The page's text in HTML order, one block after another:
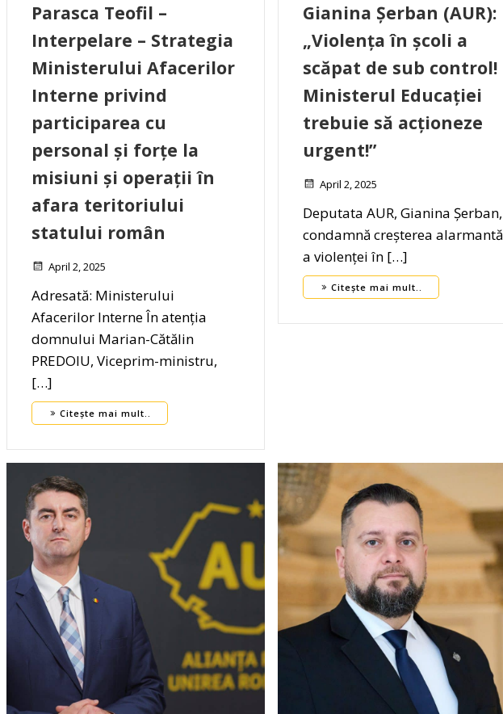
Parasca Teofil –
Interpelare – Strategia
Ministerului Afacerilor
Interne privind
participarea cu
personal și forțe la
misiuni și operații în
afara teritoriului
statului român
April 2, 2025
Adresată: Ministerului
Afacerilor Interne În atenția
domnului Marian-Cătălin
PREDOIU, Viceprim-ministru,
[…]
Citește mai mult..
Gianina Șerban (AUR):
„Violența în școli a
scăpat de sub control!
Ministerul Educației
trebuie să acționeze
urgent!”
April 2, 2025
Deputata AUR, Gianina Șerban,
condamnă creșterea alarmantă
a violenței în […]
Citește mai mult..